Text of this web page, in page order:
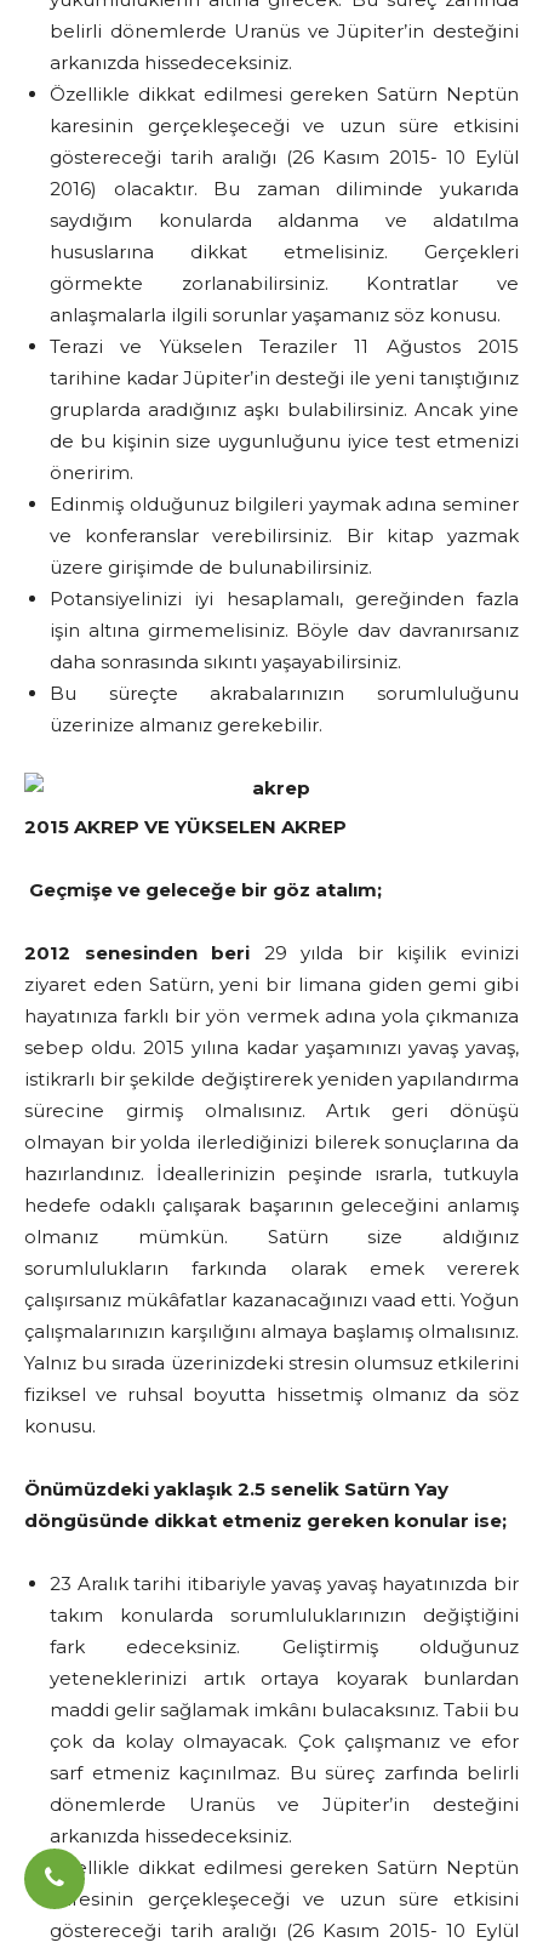
belirli dönemlerde Uranüs ve Jüpiter’in desteğini
arkanızda hissedeceksiniz.
Özellikle dikkat edilmesi gereken Satürn Neptün
karesinin gerçekleşeceği ve uzun süre etkisini
göstereceği tarih aralığı (26 Kasım 2015- 10 Eylül
2016) olacaktır. Bu zaman diliminde yukarıda
saydığım konularda aldanma ve aldatılma
hususlarına dikkat etmelisiniz. Gerçekleri
görmekte zorlanabilirsiniz. Kontratlar ve
anlaşmalarla ilgili sorunlar yaşamanız söz konusu.
Terazi ve Yükselen Teraziler 11 Ağustos 2015
tarihine kadar Jüpiter’in desteği ile yeni tanıştığınız
gruplarda aradığınız aşkı bulabilirsiniz. Ancak yine
de bu kişinin size uygunluğunu iyice test etmenizi
öneririm.
Edinmiş olduğunuz bilgileri yaymak adına seminer
ve konferanslar verebilirsiniz. Bir kitap yazmak
üzere girişimde de bulunabilirsiniz.
Potansiyelinizi iyi hesaplamalı, gereğinden fazla
işin altına girmemelisiniz. Böyle dav davranırsanız
daha sonrasında sıkıntı yaşayabilirsiniz.
Bu süreçte akrabalarınızın sorumluluğunu
üzerinize almanız gerekebilir.
2015 AKREP VE YÜKSELEN AKREP
Geçmişe ve geleceğe bir göz atalım;
2012 senesinden beri 29 yılda bir kişilik evinizi
ziyaret eden Satürn, yeni bir limana giden gemi gibi
hayatınıza farklı bir yön vermek adına yola çıkmanıza
sebep oldu. 2015 yılına kadar yaşamınızı yavaş yavaş,
istikrarlı bir şekilde değiştirerek yeniden yapılandırma
sürecine girmiş olmalısınız. Artık geri dönüşü
olmayan bir yolda ilerlediğinizi bilerek sonuçlarına da
hazırlandınız. İdeallerinizin peşinde ısrarla, tutkuyla
hedefe odaklı çalışarak başarının geleceğini anlamış
olmanız mümkün. Satürn size aldığınız
sorumlulukların farkında olarak emek vererek
çalışırsanız mükâfatlar kazanacağınızı vaad etti. Yoğun
çalışmalarınızın karşılığını almaya başlamış olmalısınız.
Yalnız bu sırada üzerinizdeki stresin olumsuz etkilerini
fiziksel ve ruhsal boyutta hissetmiş olmanız da söz
konusu.
Önümüzdeki yaklaşık 2.5 senelik Satürn Yay
döngüsünde dikkat etmeniz gereken konular ise;
23 Aralık tarihi itibariyle yavaş yavaş hayatınızda bir
takım konularda sorumluluklarınızın değiştiğini
fark edeceksiniz. Geliştirmiş olduğunuz
yeteneklerinizi artık ortaya koyarak bunlardan
maddi gelir sağlamak imkânı bulacaksınız. Tabii bu
çok da kolay olmayacak. Çok çalışmanız ve efor
sarf etmeniz kaçınılmaz. Bu süreç zarfında belirli
dönemlerde Uranüs ve Jüpiter’in desteğini
arkanızda hissedeceksiniz.
Özellikle dikkat edilmesi gereken Satürn Neptün
karesinin gerçekleşeceği ve uzun süre etkisini
göstereceği tarih aralığı (26 Kasım 2015- 10 Eylül